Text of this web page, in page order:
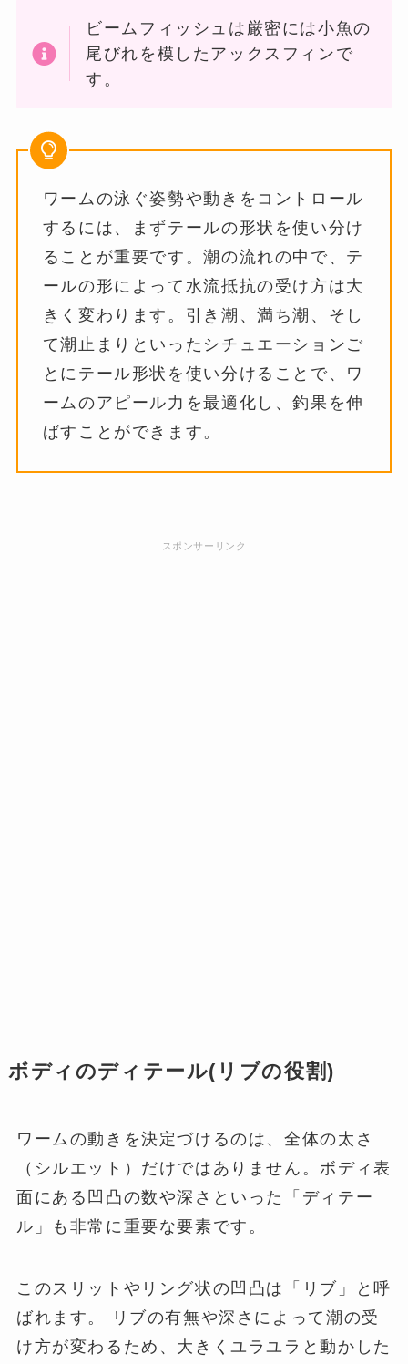
ビームフィッシュは厳密には小魚の
尾びれを模したアックスフィンで
す。
ワームの泳ぐ姿勢や動きをコントロール
するには、まずテールの形状を使い分け
ることが重要です。潮の流れの中で、テ
ールの形によって水流抵抗の受け方は大
きく変わります。引き潮、満ち潮、そし
て潮止まりといったシチュエーションご
とにテール形状を使い分けることで、ワ
ームのアピール力を最適化し、釣果を伸
ばすことができます。
スポンサーリンク
ボディのディテール(リブの役割)
ワームの動きを決定づけるのは、全体の太さ
（シルエット）だけではありません。ボディ表
面にある凹凸の数や深さといった「ディテー
ル」も非常に重要な要素です。
このスリットやリング状の凹凸は「リブ」と呼
ばれます。 リブの有無や深さによって潮の受
け方が変わるため、大きくユラユラと動かした